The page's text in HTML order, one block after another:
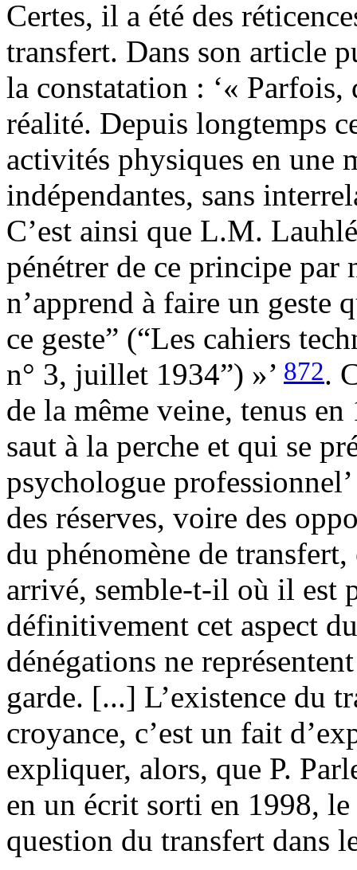
Certes, il a été des
transfert. Dans son article
la constatation : ‘«
réalité. Depuis longtemps
activités physiques en une
indépendantes, sans
C’est ainsi que L.M.
pénétrer de ce principe
n’apprend à faire un geste
ce geste” (“Les cahiers
n° 3, juillet 1934”) »’ 872.
de la même veine, tenus
saut à la perche et qui se
psychologue
des réserves, voire des
du phénomène de
arrivé, semble-t-il où il est
définitivement cet aspect
dénégations ne
garde. [...] L’existence du
croyance, c’est un fait
expliquer, alors, que P.
en un écrit sorti en 1998,
question du transfert dans